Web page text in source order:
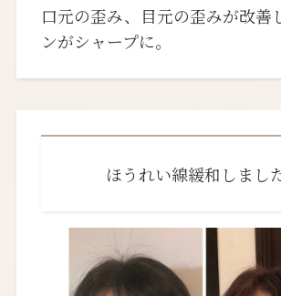
口元の歪み、目元の歪みが改善
ンがシャープに。
ほうれい線緩和しまし